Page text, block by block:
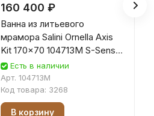
160 400 ₽
Ванна из литьевого
мрамора Salini Ornella Axis
Kit 170x70 104713M S-Sense
белая матовая
Есть в наличии
Арт. 104713M
Код товара: 3268
В корзину